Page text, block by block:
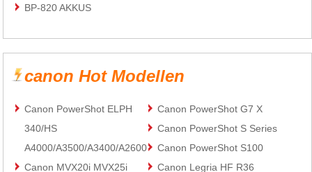
BP-820 AKKUS
canon Hot Modellen
Canon PowerShot ELPH
340/HS
A4000/A3500/A3400/A2600
Canon PowerShot G7 X
Canon PowerShot S Series
Canon PowerShot S100
Canon MVX20i MVX25i
Canon Legria HF R36